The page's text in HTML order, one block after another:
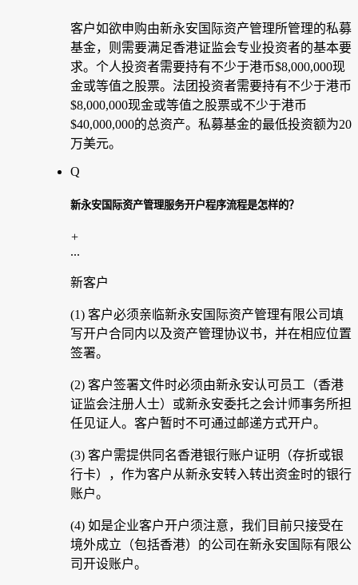
客户如欲申购由新永安国际资产管理所管理的私募
基金，则需要满足香港证监会专业投资者的基本要
求。个人投资者需要持有不少于港币$8,000,000现
金或等值之股票。法团投资者需要持有不少于港币
$8,000,000现金或等值之股票或不少于港币
$40,000,000的总资产。私募基金的最低投资额为20
万美元。
Q
新永安国际资产管理服务开户程序流程是怎样的？
+
...
新客户
(1) 客户必须亲临新永安国际资产管理有限公司填
写开户合同内以及资产管理协议书，并在相应位置
签署。
(2) 客户签署文件时必须由新永安认可员工（香港
证监会注册人士）或新永安委托之会计师事务所担
任见证人。客户暂时不可通过邮递方式开户。
(3) 客户需提供同名香港银行账户证明（存折或银
行卡），作为客户从新永安转入转出资金时的银行
账户。
(4) 如是企业客户开户须注意，我们目前只接受在
境外成立（包括香港）的公司在新永安国际有限公
司开设账户。